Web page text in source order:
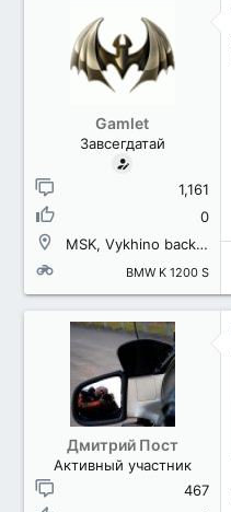
Gamlet
Завсегдатай
1,161
0
MSK, Vykhino backcountry district
BMW K 1200 S
Дмитрий Пост
Активный участник
467